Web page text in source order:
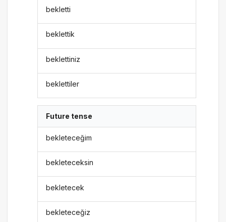
bekletti
beklettik
beklettiniz
beklettiler
Future tense
bekleteceğim
bekleteceksin
bekletecek
bekleteceğiz